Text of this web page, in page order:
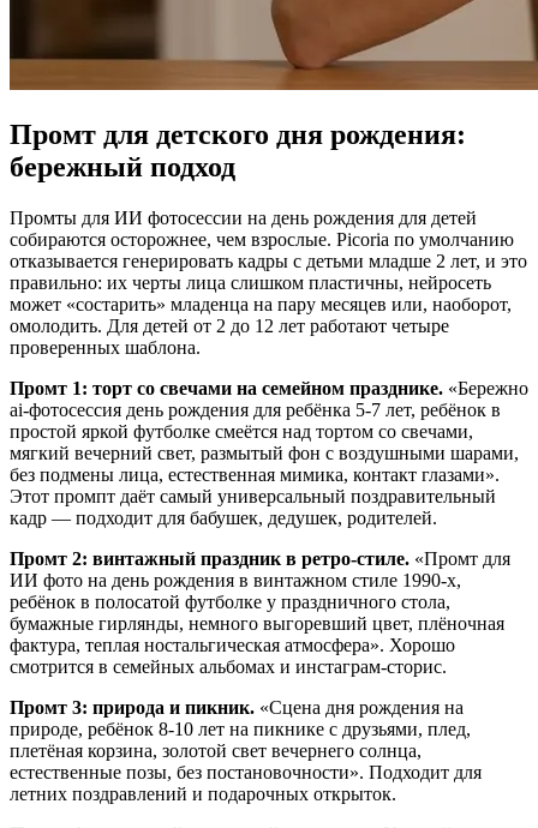
Промт для детского дня рождения:
бережный подход
Промты для ИИ фотосессии на день рождения для детей
собираются осторожнее, чем взрослые. Picoria по умолчанию
отказывается генерировать кадры с детьми младше 2 лет, и это
правильно: их черты лица слишком пластичны, нейросеть
может «состарить» младенца на пару месяцев или, наоборот,
омолодить. Для детей от 2 до 12 лет работают четыре
проверенных шаблона.
Промт 1: торт со свечами на семейном празднике. «Бережно
ai-фотосессия день рождения для ребёнка 5-7 лет, ребёнок в
простой яркой футболке смеётся над тортом со свечами,
мягкий вечерний свет, размытый фон с воздушными шарами,
без подмены лица, естественная мимика, контакт глазами».
Этот промпт даёт самый универсальный поздравительный
кадр — подходит для бабушек, дедушек, родителей.
Промт 2: винтажный праздник в ретро-стиле. «Промт для
ИИ фото на день рождения в винтажном стиле 1990-х,
ребёнок в полосатой футболке у праздничного стола,
бумажные гирлянды, немного выгоревший цвет, плёночная
фактура, теплая ностальгическая атмосфера». Хорошо
смотрится в семейных альбомах и инстаграм-сторис.
Промт 3: природа и пикник. «Сцена дня рождения на
природе, ребёнок 8-10 лет на пикнике с друзьями, плед,
плетёная корзина, золотой свет вечернего солнца,
естественные позы, без постановочности». Подходит для
летних поздравлений и подарочных открыток.